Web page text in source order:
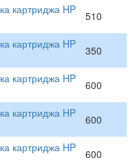
картриджа HP
510
картриджа HP
350
картриджа HP
600
картриджа HP
600
картриджа HP
600